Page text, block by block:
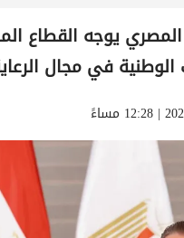
المصري يوجه القطاع
الوطنية في مجال